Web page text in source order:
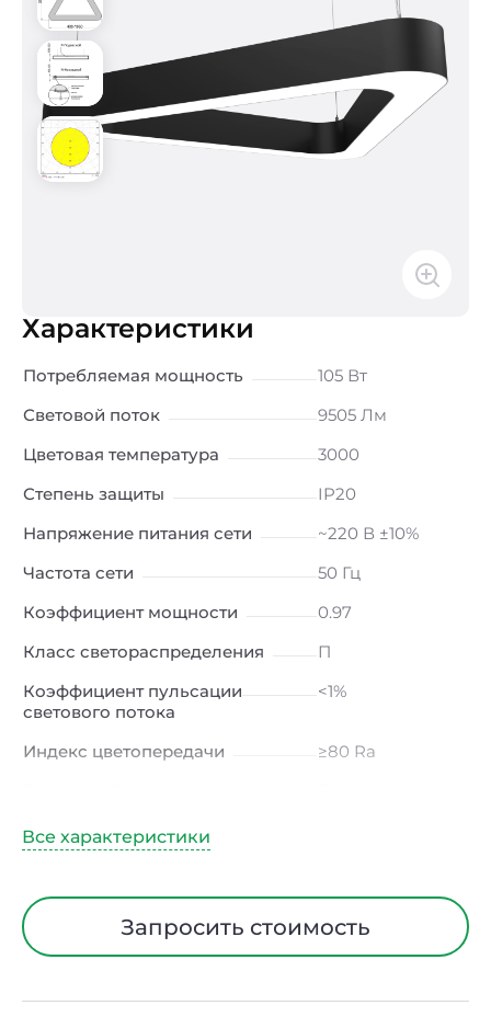
Характеристики
Потребляемая мощность
105 Вт
Световой поток
9505 Лм
Цветовая температура
3000
Степень защиты
IP20
Напряжение питания сети
~220 В ±10%
Частота сети
50 Гц
Коэффициент мощности
0.97
Класс светораспределения
П
Коэффициент пульсации
светового потока
<1%
Индекс цветопередачи
≥80 Ra
Угол рассеивания
Диапазон рабочих
температурЗапросить стоимость